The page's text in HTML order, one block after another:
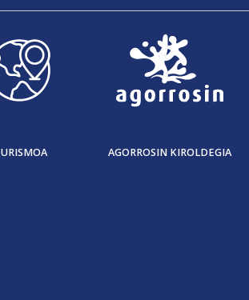
AGORROSIN KIROLDEGIA